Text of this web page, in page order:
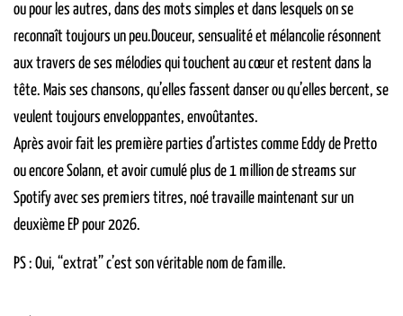
ou pour les autres, dans des mots simples et dans lesquels on se
reconnaît toujours un peu.Douceur, sensualité et mélancolie résonnent
aux travers de ses mélodies qui touchent au cœur et restent dans la
tête. Mais ses chansons, qu’elles fassent danser ou qu’elles bercent, se
veulent toujours enveloppantes, envoûtantes.
Après avoir fait les première parties d’artistes comme Eddy de Pretto
ou encore Solann, et avoir cumulé plus de 1 million de streams sur
Spotify avec ses premiers titres, noé travaille maintenant sur un
deuxième EP pour 2026.
PS : Oui, “extrat” c’est son véritable nom de famille.